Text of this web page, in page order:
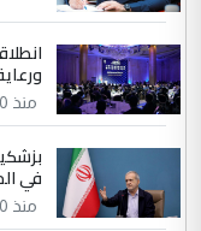
سردار
التعليق :
جنسية الرافد
الموضوع :
مضجعيك يابن
منذ 10 ساعة
في
منذ 10 ساعة